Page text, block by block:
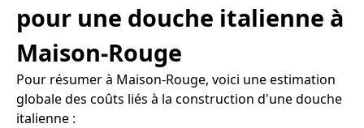
pour une douche italienne à
Maison-Rouge
Pour résumer à Maison-Rouge, voici une estimation
globale des coûts liés à la construction d'une douche
italienne :